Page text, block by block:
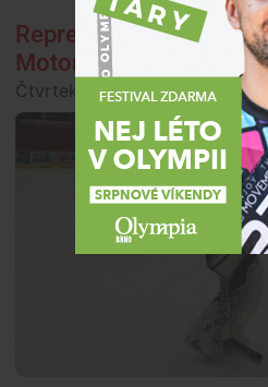
Reprezentační gólman
Motorem
Čtvrtek, 30. ledna 2014, 19:02